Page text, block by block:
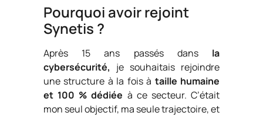
Pourquoi avoir rejoint
Synetis ?
Après 15 ans passés dansla
cybersécurité, je souhaitais rejoindre
une structure à la fois à taille humaine
et 100 % dédiée à ce secteur. C’était
mon seul objectif, ma seule trajectoire, et